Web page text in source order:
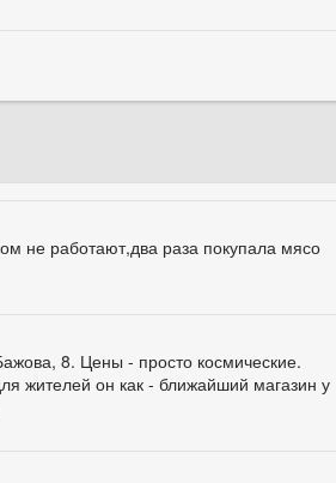
не работают,два раза покупала мясо
8. Цены - просто космические.
жителей он как - ближайший магазин у